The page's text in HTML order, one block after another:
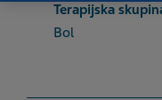
Terapijska
Bol